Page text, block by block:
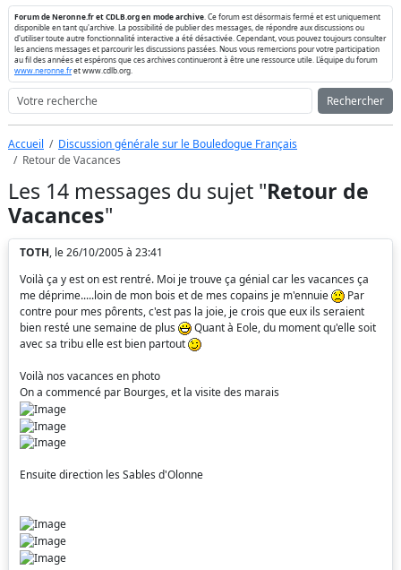
Forum de Neronne.fr et CDLB.org en mode archive . Ce forum est désormais fermé et est uniquement
disponible en tant qu'archive. La possibilité de publier des messages, de répondre aux discussions ou
d'utiliser toute autre fonctionnalité interactive a été désactivée. Cependant, vous pouvez toujours consulter
les anciens messages et parcourir les discussions passées. Nous vous remercions pour votre participation
au fil des années et espérons que ces archives continueront à être une ressource utile. L'équipe du forum
www.neronne.fret www.cdlb.org.
Rechercher
Accueil
Discussion générale sur le Bouledogue Français
Retour de Vacances
Les 14 messages du sujet "Retour de
Vacances"
TOTH, le 26/10/2005 à 23:41
Voilà ça y est on est rentré. Moi je trouve ça génial car les vacances ça
me déprime.....loin de mon bois et de mes copains je m'ennuie
Par
contre pour mes pôrents, c'est pas la joie, je crois que eux ils seraient
bien resté une semaine de plus
Quant à Eole, du moment qu'elle soit
avec sa tribu elle est bien partout
Voilà nos vacances en photo
On a commencé par Bourges, et la visite des marais
Ensuite direction les Sables d'Olonne